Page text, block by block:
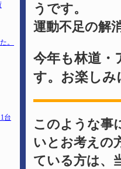
。
台
うです。
運動不足の解
今年も林道・
す。お楽しみ
このような事
いとお考えの
ている方は、